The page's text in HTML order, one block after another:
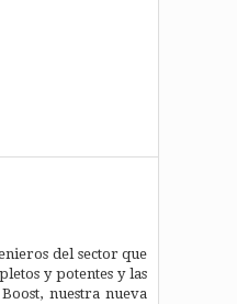
del sector que
y potentes y las
nuestra nueva